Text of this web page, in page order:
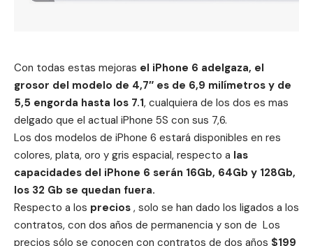
Con todas estas mejoras el iPhone 6 adelgaza, el
grosor del modelo de 4,7″ es de 6,9 milímetros y de
5,5 engorda hasta los 7.1, cualquiera de los dos es mas
delgado que el actual iPhone 5S con sus 7,6.
Los dos modelos de iPhone 6 estará disponibles en res
colores, plata, oro y gris espacial, respecto a las
capacidades del iPhone 6 serán 16Gb, 64Gb y 128Gb,
los 32 Gb se quedan fuera.
Respecto a los precios , solo se han dado los ligados a los
contratos, con dos años de permanencia y son de Los
precios sólo se conocen con contratos de dos años $199